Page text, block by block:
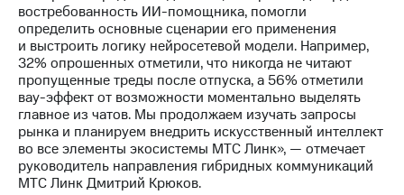
Другое
Регистратор
Реквизиты
Контакты
развитие
деловая этика
На главную
востребованность ИИ-помощника, помогли
определить основные сценарии его применения
и выстроить логику нейросетевой модели. Например,
32% опрошенных отметили, что никогда не читают
пропущенные треды после отпуска, а 56% отметили
вау-эффект от возможности моментально выделять
главное из чатов. Мы продолжаем изучать запросы
рынка и планируем внедрить искусственный интеллект
во все элементы экосистемы МТС Линк», — отмечает
руководитель направления гибридных коммуникаций
МТС Линк Дмитрий Крюков.